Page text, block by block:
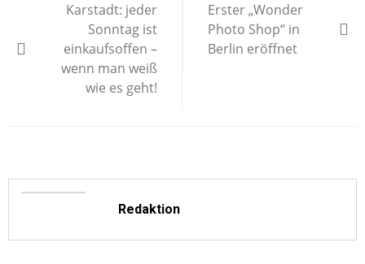
Karstadt: jeder
Sonntag ist
einkaufsoffen –
wenn man weiß
wie es geht!
Erster „Wonder
Photo Shop“ in
Berlin eröffnet
Redaktion